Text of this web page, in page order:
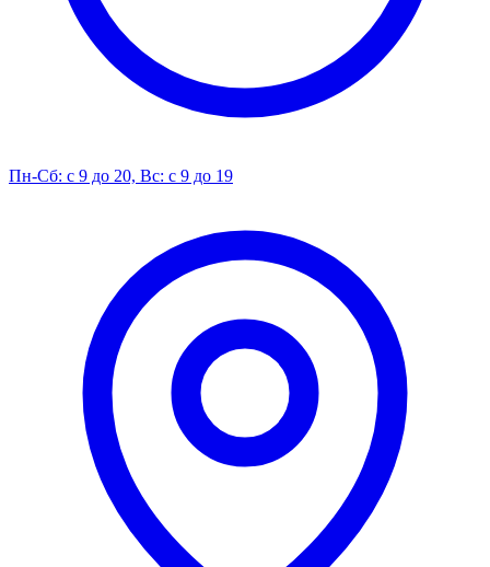
Пн-Сб: с 9 до 20, Вс: с 9 до 19